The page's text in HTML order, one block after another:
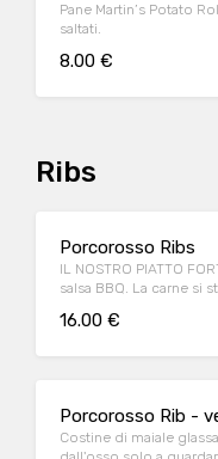
Pane Martin’s Potato
saltati.
8.00 €
Ribs
Porcorosso Ribs
IL NOSTRO PIATTO
salsa BBQ. La carne si
16.00 €
Porcorosso Rib -
Costine di maiale